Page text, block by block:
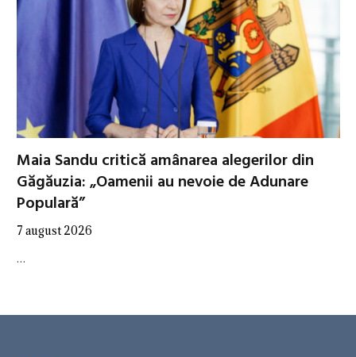
Maia Sandu critică amânarea alegerilor din
Găgăuzia: „Oamenii au nevoie de Adunare
Populară”
7 august 2026
…